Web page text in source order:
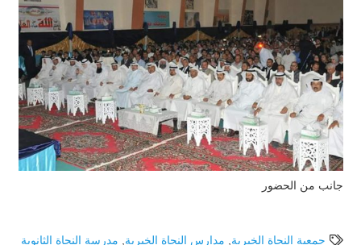
جانب من الحضور
جمعية النجاة الخيرية, مدارس النجاة الخيرية, مدرسة النجاة الثانوية